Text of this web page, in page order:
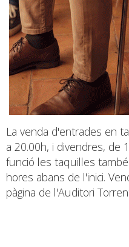
La venda d'entrades en
a 20.00h, i divendres, de
funció les taquilles
hores abans de l'inici.
pàgina de l'Auditori